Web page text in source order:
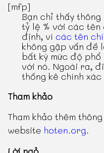
[mfp]
Bạn chỉ thấy
tỷ lệ % với các
định, vì các tên
không gặp vấn đề
bất kỳ mức độ
với nó. Ngoài ra,
thống kê chính xác
Tham khảo
Tham khảo thêm
website hoten.org.